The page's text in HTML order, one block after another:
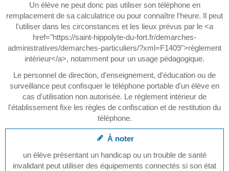
Un élève ne peut donc pas utiliser son téléphone en
remplacement de sa calculatrice ou pour connaître l'heure. Il peut
l'utiliser dans les circonstances et les lieux prévus par le <a
href="https://saint-hippolyte-du-fort.fr/demarches-
administratives/demarches-particuliers/?xml=F1409">règlement
intérieur</a>, notamment pour un usage pédagogique.
Le personnel de direction, d'enseignement, d'éducation ou de
surveillance peut confisquer le téléphone portable d'un élève en
cas d'utilisation non autorisée. Le règlement intérieur de
l'établissement fixe les règles de confiscation et de restitution du
téléphone.
À noter
un élève présentant un handicap ou un trouble de santé
invalidant peut utiliser des équipements connectés si son état